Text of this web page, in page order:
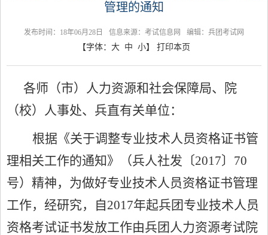
管理的通知
发布时间：18年06月28日 信息来源：考试信息网 编辑：兵团考试网
【字体： 大 中 小】 打印本页
各师（市）人力资源和社会保障局、院
（校）人事处、兵直有关单位：
根据《关于调整专业技术人员资格证书管
理相关工作的通知》（兵人社发〔2017〕70
号）精神，为做好专业技术人员资格证书管理
工作，经研究，自2017年起兵团专业技术人员
资格考试证书发放工作由兵团人力资源考试院